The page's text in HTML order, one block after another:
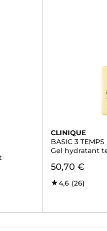
CLINIQUE
BASIC 3 TEMPS
Gel hydratant
50,70 €
4,6 (26)